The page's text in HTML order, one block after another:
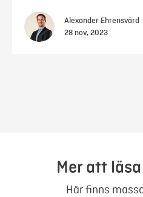
Alexander Ehrensvärd
28 nov, 2023
Mer att
Här finns